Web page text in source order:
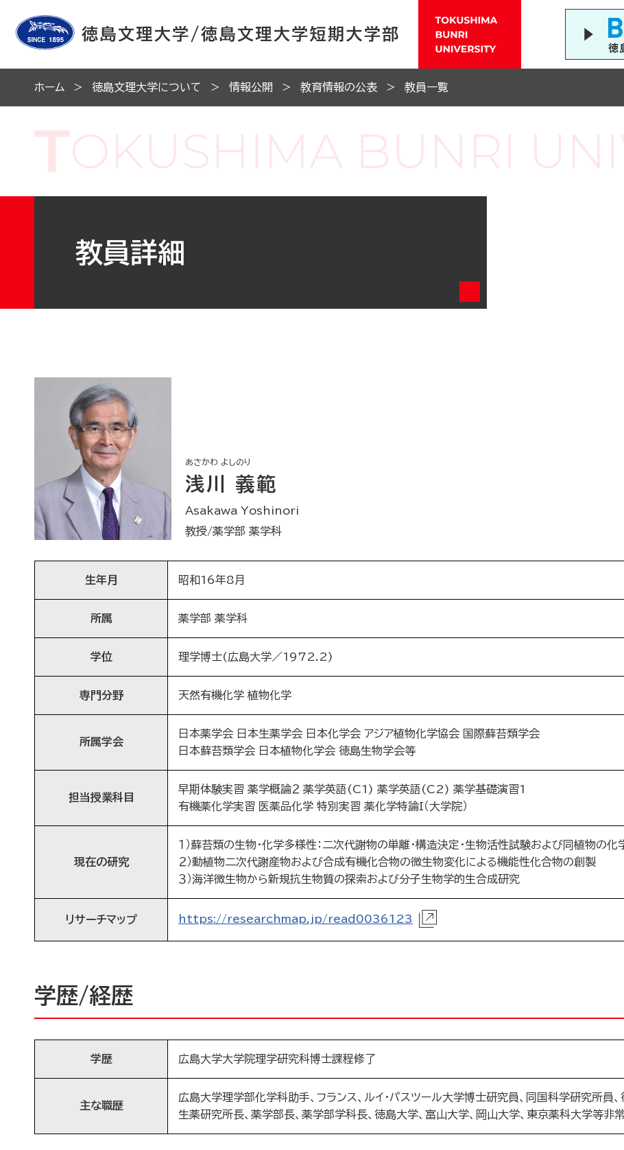
ホーム 徳島文理大学について 情報公開 教育情報の公表 教員一覧
教員詳細
あさかわ よしのり
浅川 義範
Asakawa Yoshinori
教授/薬学部 薬学科
生年月 昭和16年8月
所属 薬学部 薬学科
学位 理学博士(広島大学／1972.2)
専門分野 天然有機化学 植物化学
所属学会
日本薬学会 日本生薬学会 日本化学会 アジア植物化学協会 国際蘚苔類学会
日本蘚苔類学会 日本植物化学会 徳島生物学会等
担当授業科目
早期体験実習 薬学概論２ 薬学英語(C1) 薬学英語(C2) 薬学基礎演習1
有機薬化学実習 医薬品化学 特別実習 薬化学特論I（大学院）
現在の研究
１）蘚苔類の生物・化学多様性：二次代謝物の単離・構造決定・生物活性試験および同植物の
２）動植物二次代謝産物および合成有機化合物の微生物変化による機能性化合物の創製
３）海洋微生物から新規抗生物質の探索および分子生物学的生合成研究
リサーチマップ https://researchmap.jp/read0036123
学歴/経歴
学歴 広島大学大学院理学研究科博士課程修了
主な職歴
広島大学理学部化学科助手、フランス、ルイ・パスツール大学博士研究員、同国科学研究所員
生薬研究所長、薬学部長、薬学部学科長、徳島大学、富山大学、岡山大学、東京薬科大学等非